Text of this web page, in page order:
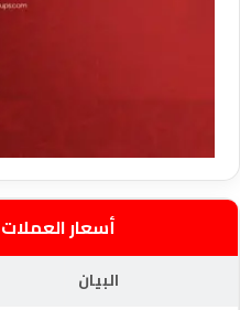
أسعار
البيان